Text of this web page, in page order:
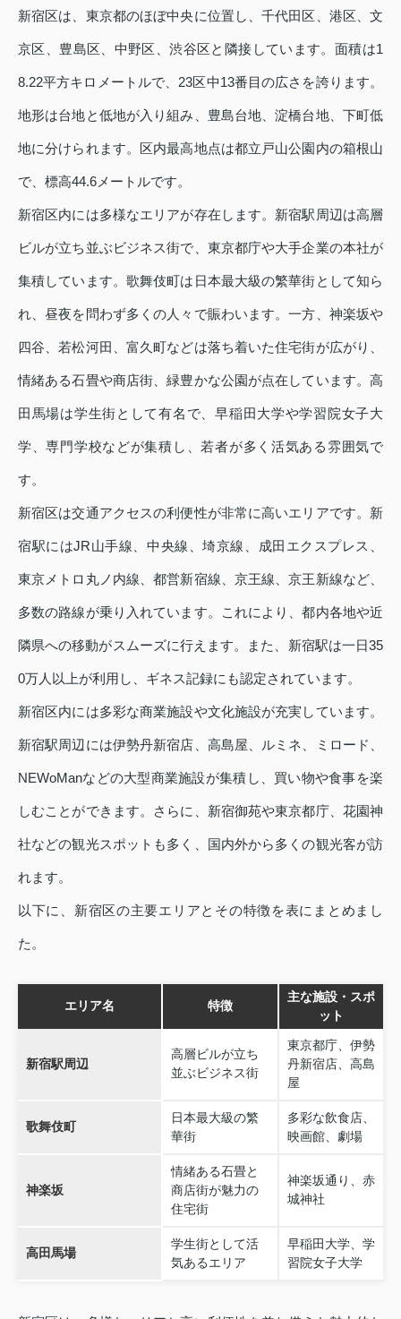
新宿区は、東京都のほぼ中央に位置し、千代田区、港区、文
京区、豊島区、中野区、渋谷区と隣接しています。面積は1
8.22平方キロメートルで、23区中13番目の広さを誇ります。
地形は台地と低地が入り組み、豊島台地、淀橋台地、下町低
地に分けられます。区内最高地点は都立戸山公園内の箱根山
で、標高44.6メートルです。
新宿区内には多様なエリアが存在します。新宿駅周辺は高層
ビルが立ち並ぶビジネス街で、東京都庁や大手企業の本社が
集積しています。歌舞伎町は日本最大級の繁華街として知ら
れ、昼夜を問わず多くの人々で賑わいます。一方、神楽坂や
四谷、若松河田、富久町などは落ち着いた住宅街が広がり、
情緒ある石畳や商店街、緑豊かな公園が点在しています。高
田馬場は学生街として有名で、早稲田大学や学習院女子大
学、専門学校などが集積し、若者が多く活気ある雰囲気で
す。
新宿区は交通アクセスの利便性が非常に高いエリアです。新
宿駅にはJR山手線、中央線、埼京線、成田エクスプレス、
東京メトロ丸ノ内線、都営新宿線、京王線、京王新線など、
多数の路線が乗り入れています。これにより、都内各地や近
隣県への移動がスムーズに行えます。また、新宿駅は一日35
0万人以上が利用し、ギネス記録にも認定されています。
新宿区内には多彩な商業施設や文化施設が充実しています。
新宿駅周辺には伊勢丹新宿店、高島屋、ルミネ、ミロード、
NEWoManなどの大型商業施設が集積し、買い物や食事を楽
しむことができます。さらに、新宿御苑や東京都庁、花園神
社などの観光スポットも多く、国内外から多くの観光客が訪
れます。
以下に、新宿区の主要エリアとその特徴を表にまとめまし
た。
エリア名 特徴
主な施設・スポ
ット
新宿駅周辺
高層ビルが立ち
並ぶビジネス街
東京都庁、伊勢
丹新宿店、高島
屋
歌舞伎町
日本最大級の繁
華街
多彩な飲食店、
映画館、劇場
神楽坂
情緒ある石畳と
商店街が魅力の
住宅街
神楽坂通り、赤
城神社
高田馬場
学生街として活
気あるエリア
早稲田大学、学
習院女子大学